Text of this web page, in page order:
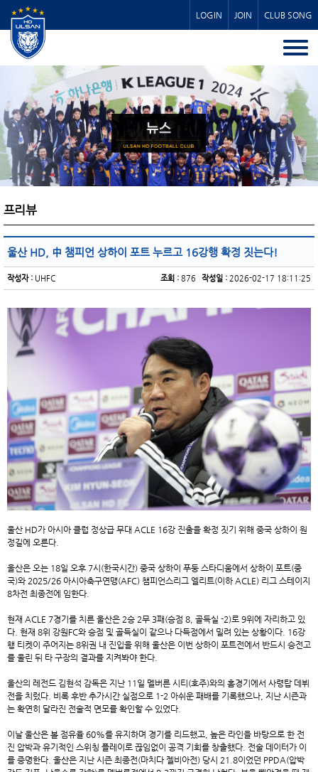
LOGIN JOIN CLUB SONG
프리뷰
울산 HD, 中 챔피언 상하이 포트 누르고 16강행 확정 짓는다!
작성자 : UHFC 작성일 : 2026-02-17 18:11:25
조회 : 876
울산 HD가 아시아 클럽 정상급 무대 ACLE 16강 진출을 확정 짓기 위해 중국 상하이 원
정길에 오른다.
울산은 오는 18일 오후 7시(한국시간) 중국 상하이 푸둥 스타디움에서 상하이 포트(중
국)와 2025/26 아시아축구연맹(AFC) 챔피언스리그 엘리트(이하 ACLE) 리그 스테이지
8차전 최종전에 임한다.
현재 ACLE 7경기를 치른 울산은 2승 2무 3패(승점 8, 골득실 -2)로 9위에 자리하고 있
다. 현재 8위 강원FC와 승점 및 골득실이 같으나 다득점에서 밀려 있는 상황이다. 16강
행 티켓이 주어지는 8위권 내 진입을 위해 울산은 이번 상하이 포트전에서 반드시 승전고
를 울린 뒤 타 구장의 결과를 지켜봐야 한다.
울산의 레전드 김현석 감독은 지난 11일 멜버른 시티(호주)와의 홈경기에서 사령탑 데뷔
전을 치렀다. 비록 후반 추가시간 실점으로 1-2 아쉬운 패배를 기록했으나, 지난 시즌과
는 확연히 달라진 전술적 면모를 확인할 수 있었다.
이날 울산은 볼 점유율 60%를 유지하며 경기를 리드했고, 높은 라인을 바탕으로 한 전
진 압박과 유기적인 스위칭 플레이로 끊임없이 공격 기회를 창출했다. 전술 데이터가 이
를 증명한다. 울산은 지난 시즌 최종전(마치다 젤비아전) 당시 21.8이었던 PPDA(압박